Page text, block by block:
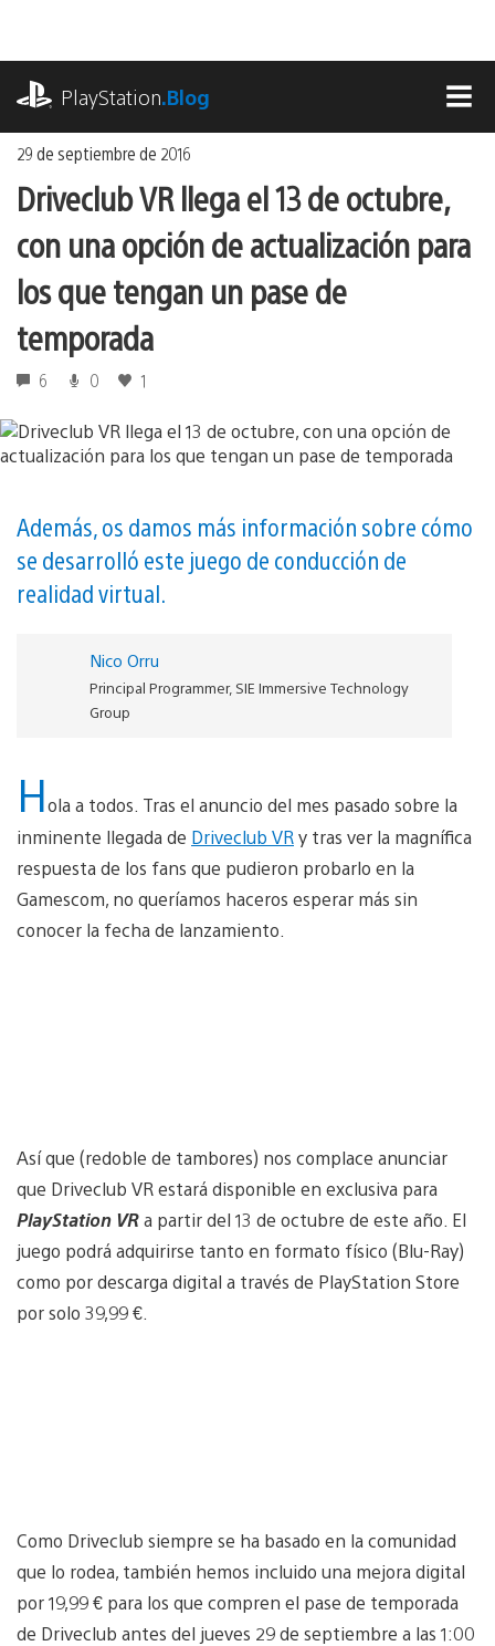
contenido
PlayStation.Blog
29 de septiembre de 2016
Driveclub VR llega el 13 de octubre,
con una opción de actualización para
los que tengan un pase de
temporada
6 0 1
Además, os damos más información sobre cómo
se desarrolló este juego de conducción de
realidad virtual.
Nico Orru
Principal Programmer, SIE Immersive Technology
Group
Hola a todos. Tras el anuncio del mes pasado sobre la
inminente llegada de Driveclub VRy tras ver la magnífica
respuesta de los fans que pudieron probarlo en la
Gamescom, no queríamos haceros esperar más sin
conocer la fecha de lanzamiento.
Así que (redoble de tambores) nos complace anunciar
que Driveclub VR estará disponible en exclusiva para
PlayStation VRa partir del 13 de octubre de este año. El
juego podrá adquirirse tanto en formato físico (Blu-Ray)
como por descarga digital a través de PlayStation Store
por solo 39,99 €.
Como Driveclub siempre se ha basado en la comunidad
que lo rodea, también hemos incluido una mejora digital
por 19,99 € para los que compren el pase de temporada
de Driveclub antes del jueves 29 de septiembre a las 1:00